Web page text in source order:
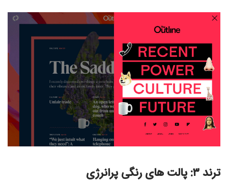
ترند ۳: پالت‌ های رنگی پرانرژی